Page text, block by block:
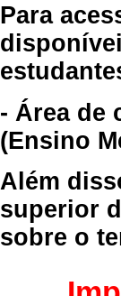
Para
- Área de
(Ensino
Além
superior
sobre o